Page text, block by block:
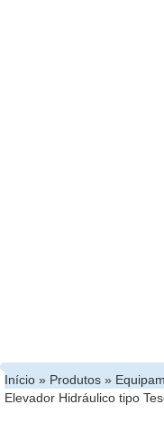
Início » Produtos »
Elevador Hidráulico tipo